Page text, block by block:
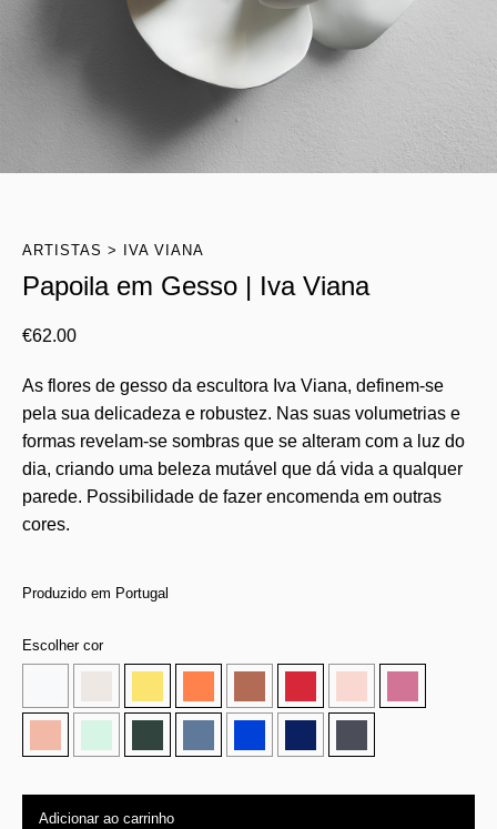
ARTISTAS IVA VIANA
Papoila em Gesso | Iva Viana
€62.00
As flores de gesso da escultora Iva Viana, definem-se
pela sua delicadeza e robustez. Nas suas volumetrias e
formas revelam-se sombras que se alteram com a luz do
dia, criando uma beleza mutável que dá vida a qualquer
parede. Possibilidade de fazer encomenda em outras
cores.
Produzido em Portugal
Escolher cor
Adicionar ao carrinho